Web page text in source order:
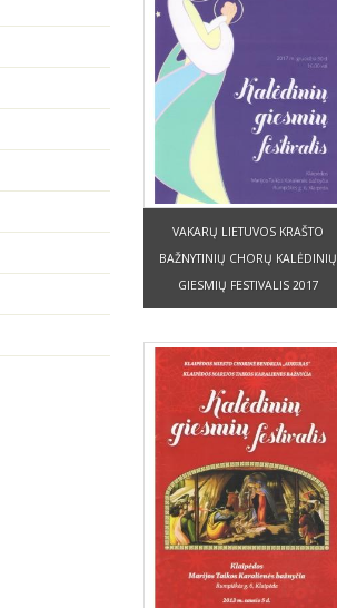
VAKARŲ LIETUVOS KRAŠTO
BAŽNYTINIŲ CHORŲ KALĖDINIŲ
GIESMIŲ FESTIVALIS 2017